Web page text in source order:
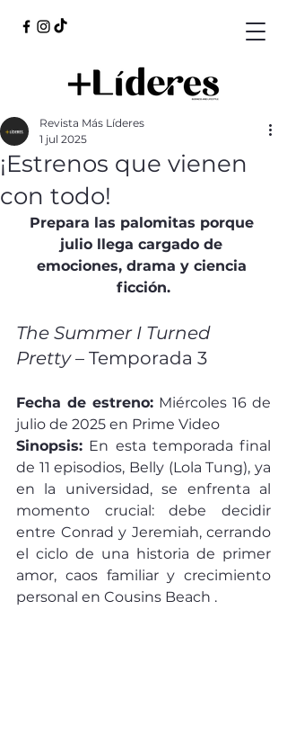
¡Estrenos que vienen
con todo!
Revista Más Líderes
1 jul 2025
Prepara las palomitas porque
julio llega cargado de
emociones, drama y ciencia
ficción.
The Summer I Turned
Pretty – Temporada 3
Fecha de estreno: Miércoles 16 de
julio de 2025 en Prime Video
Sinopsis: En esta temporada final
de 11 episodios, Belly (Lola Tung), ya
en la universidad, se enfrenta al
momento crucial: debe decidir
entre Conrad y Jeremiah, cerrando
el ciclo de una historia de primer
amor, caos familiar y crecimiento
personal en Cousins Beach .